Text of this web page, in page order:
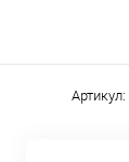
Артикул: